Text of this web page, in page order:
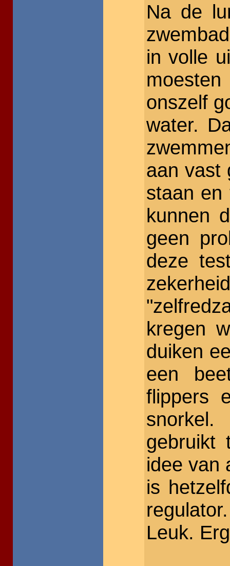
Na de
in volle
onszelf
water.
aan vast
staan en
kunnen
geen
deze
kregen
duiken
een
flippers
gebruikt
idee van
is
regulator.
Leuk.